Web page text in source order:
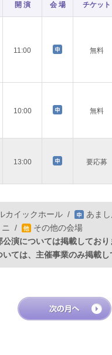
開 演 会 場 チケット
11:00 無料
10:00 無料
13:00 要応募
カイックホール /
あま
/
その他の会場
演については掲載しており
ては、主催事業のみ掲載し